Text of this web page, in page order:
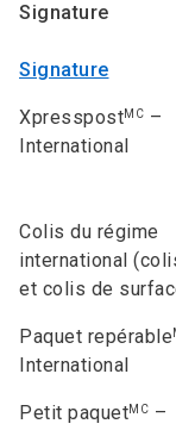
Signature
Signature
XpresspostMC –
International
Colis du régime
international
et colis de
Paquet repérable
International
Petit paquetMC –